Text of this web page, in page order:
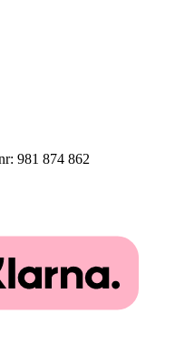
981 874 862